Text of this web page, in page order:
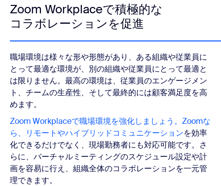
Zoom Workplaceで積極的な
コラボレーションを促進
職場環境は様々な形や形態があり、ある組織や従業員に
とって最適な環境が、別の組織や従業員にとって最適と
は限りません。最高の環境は、従業員のエンゲージメン
ト、チームの生産性、そして最終的には顧客満足度を高
めます。
Zoom Workplaceで職場環境を強化しましょう。Zoomな
ら、リモートやハイブリッドコミュニケーションを効率
化できるだけでなく、現場勤務者にも対応可能です。さ
らに、バーチャルミーティングのスケジュール設定や計
画を容易に行え、組織全体のコラボレーションを一元管
理できます。